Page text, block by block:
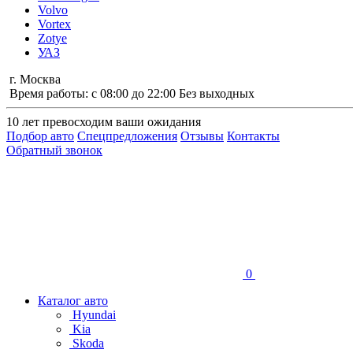
Volvo
Vortex
Zotye
УАЗ
г. Москва
Время работы: с 08:00 до 22:00 Без выходных
10 лет превосходим ваши ожидания
Подбор авто Спецпредложения Отзывы Контакты
Обратный звонок
0
Каталог авто
Hyundai
Kia
Skoda